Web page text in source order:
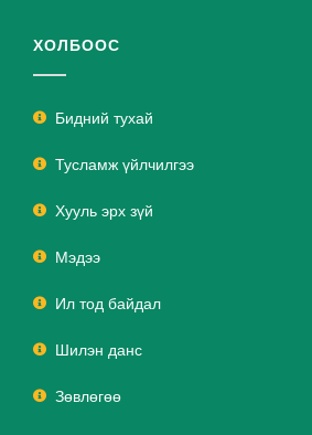
ХОЛБООС
Бидний тухай
Тусламж үйлчилгээ
Хууль эрх зүй
Мэдээ
Ил тод байдал
Шилэн данс
Зөвлөгөө